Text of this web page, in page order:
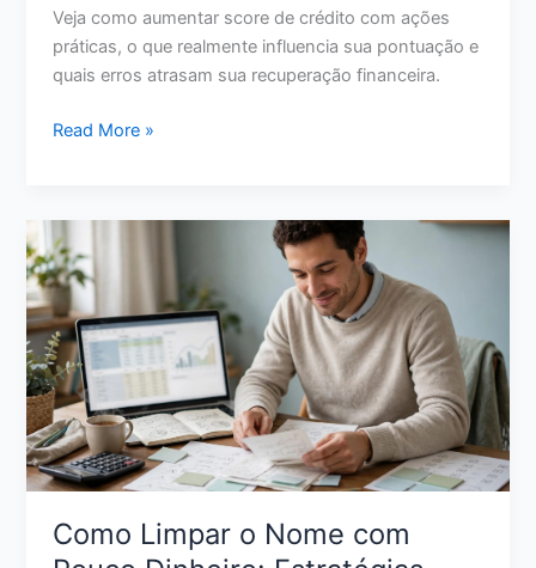
Escolher
em
2026
Veja como aumentar score de crédito com ações
práticas, o que realmente influencia sua pontuação e
quais erros atrasam sua recuperação financeira.
Como
de
Crédito:
11
Ações
Reais
para
Melhorar
Sua
Pontuação
Read More »
Como Limpar o Nome com